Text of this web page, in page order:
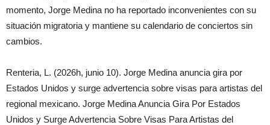
momento, Jorge Medina no ha reportado inconvenientes con su
situación migratoria y mantiene su calendario de conciertos sin
cambios.
Renteria, L. (2026h, junio 10). Jorge Medina anuncia gira por
Estados Unidos y surge advertencia sobre visas para artistas del
regional mexicano. Jorge Medina Anuncia Gira Por Estados
Unidos y Surge Advertencia Sobre Visas Para Artistas del